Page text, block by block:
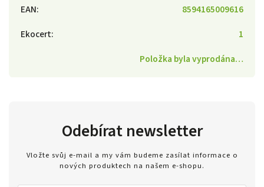
EAN:
8594165009616
Ekocert:
1
Položka byla vyprodána…
Odebírat newsletter
Vložte svůj e-mail a my vám budeme zasílat informace o
nových produktech na našem e-shopu.